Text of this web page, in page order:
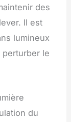
des
Il est
lumineux
le
du